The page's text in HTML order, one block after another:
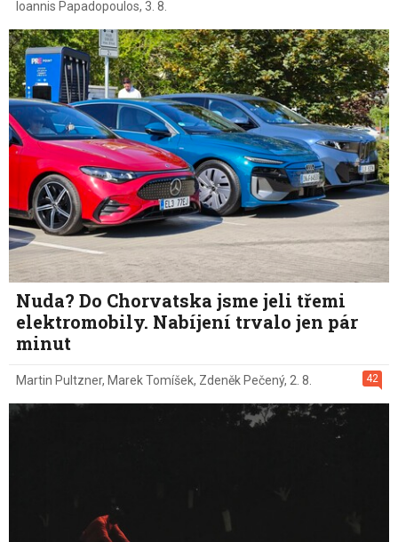
Ioannis Papadopoulos, 3. 8.
Nuda? Do Chorvatska jsme jeli třemi
elektromobily. Nabíjení trvalo jen pár
minut
42
Martin Pultzner, Marek Tomíšek, Zdeněk Pečený, 2. 8.